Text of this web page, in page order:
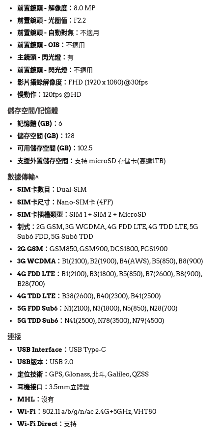
前置鏡頭 - 解像度 ： 8.0 MP
前置鏡頭 - 光圈值 ： F2.2
前置鏡頭 - 自動對焦 ： 不適用
前置鏡頭 - OIS ： 不適用
主鏡頭 - 閃光燈 ： 有
前置鏡頭 - 閃光燈 ： 不適用
影片攝錄解像度 ： FHD (1920 x 1080)@30fps
慢動作 ： 120fps @HD
儲存空間/記憶體
記憶體 (GB) ： 6
儲存空間 (GB) ： 128
可用儲存空間 (GB) ： 102.5
支援外置儲存空間 ： 支持 microSD 存儲卡(高達1TB)
數據傳輸^
SIM卡數目 ： Dual-SIM
SIM卡尺寸 ： Nano-SIM卡 (4FF)
SIM卡插槽類型 ： SIM 1 + SIM 2 + MicroSD
制式 ： 2G GSM, 3G WCDMA, 4G FDD LTE, 4G TDD LTE, 5G
Sub6 FDD, 5G Sub6 TDD
2G GSM ： GSM850, GSM900, DCS1800, PCS1900
3G WCDMA： B1(2100), B2(1900), B4(AWS), B5(850), B8(900)
4G FDD LTE ： B1(2100), B3(1800), B5(850), B7(2600), B8(900),
B28(700)
4G TDD LTE ： B38(2600), B40(2300), B41(2500)
5G FDD Sub6 ： N1(2100), N3(1800), N5(850), N28(700)
5G TDD Sub6 ： N41(2500), N78(3500), N79(4500)
連接
USB Interface ： USB Type-C
USB版本 ： USB 2.0
定位技術 ： GPS, Glonass, 北斗, Galileo, QZSS
耳機接口 ： 3.5mm立體聲
MHL ： 沒有
Wi-Fi ： 802.11 a/b/g/n/ac 2.4G+5GHz, VHT80
Wi-Fi Direct ： 支持